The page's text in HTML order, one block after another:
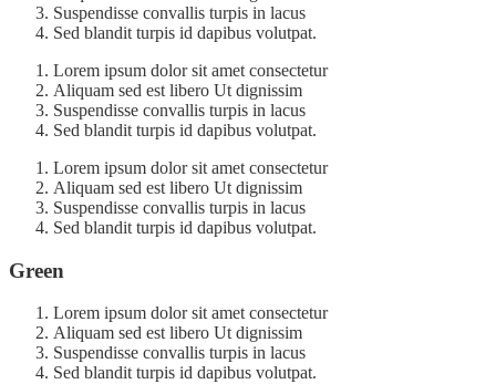
Suspendisse convallis turpis in lacus
Sed blandit turpis id dapibus volutpat.
Lorem ipsum dolor sit amet consectetur
Aliquam sed est libero Ut dignissim
Suspendisse convallis turpis in lacus
Sed blandit turpis id dapibus volutpat.
Lorem ipsum dolor sit amet consectetur
Aliquam sed est libero Ut dignissim
Suspendisse convallis turpis in lacus
Sed blandit turpis id dapibus volutpat.
Green
Lorem ipsum dolor sit amet consectetur
Aliquam sed est libero Ut dignissim
Suspendisse convallis turpis in lacus
Sed blandit turpis id dapibus volutpat.